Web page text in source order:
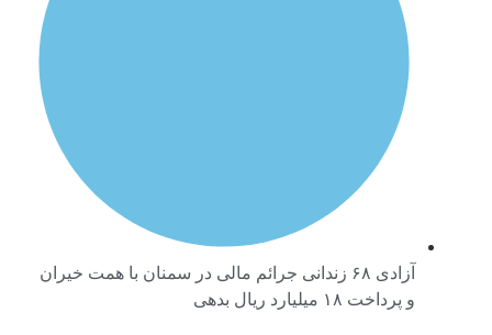
آزادی ۶۸ زندانی جرائم مالی در سمنان با همت خیران
و پرداخت ۱۸ میلیارد ریال بدهی